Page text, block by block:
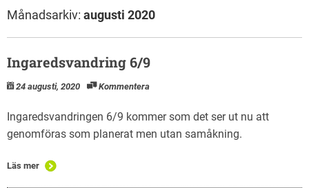
Månadsarkiv: augusti 2020
Ingaredsvandring 6/9
24 augusti, 2020 Kommentera
Ingaredsvandringen 6/9 kommer som det ser ut nu att
genomföras som planerat men utan samåkning.
Läs mer